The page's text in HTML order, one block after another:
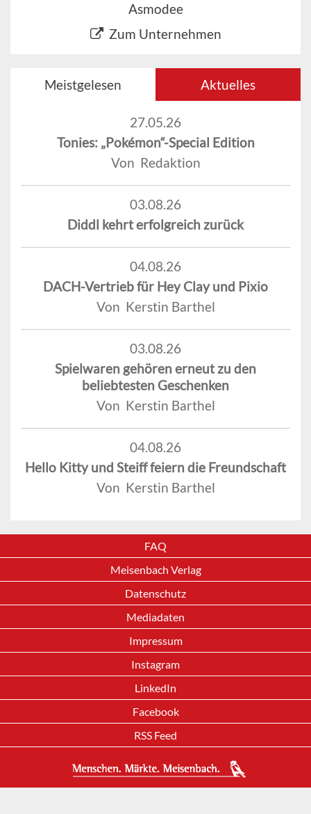
Asmodee
Zum Unternehmen
Meistgelesen Aktuelles
27.05.26
Tonies: „Pokémon“-Special Edition
Von Redaktion
03.08.26
Diddl kehrt erfolgreich zurück
04.08.26
DACH-Vertrieb für Hey Clay und Pixio
Von Kerstin Barthel
03.08.26
Spielwaren gehören erneut zu den
beliebtesten Geschenken
Von Kerstin Barthel
04.08.26
Hello Kitty und Steiff feiern die Freundschaft
Von Kerstin Barthel
FAQ
Meisenbach Verlag
Datenschutz
Mediadaten
Impressum
Instagram
LinkedIn
Facebook
RSS Feed